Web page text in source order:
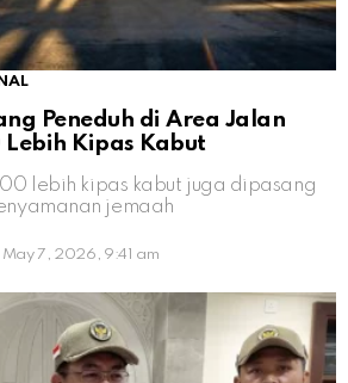
Peneduh di Area Jalan
Kipas Kabut
lebih kipas kabut juga dipasang
jemaah
May 7, 2026, 9:41 am